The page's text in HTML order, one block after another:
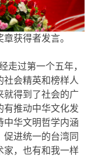
获得者发言。
走过第一个五年，
社会精英和榜样人
就得到了社会的广
有推动中华文化发
中华文明哲学内涵
进统一的台湾同
家，也有和我一样